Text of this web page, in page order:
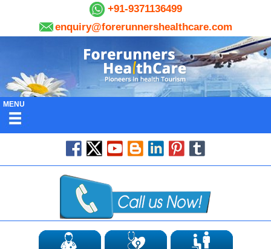
+91-9371136499
enquiry@forerunnershealthcare.com
MENU